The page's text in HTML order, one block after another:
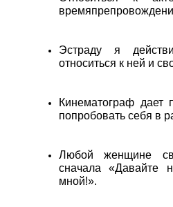
Эстраду я
относиться к ней и
Кинематограф дает
попробовать себя в
Любой женщине
сначала «Давайте
мной!».